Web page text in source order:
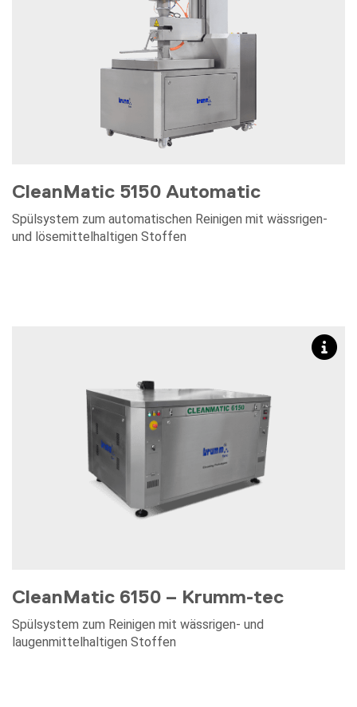
CleanMatic 5150 Automatic
Spülsystem zum automatischen Reinigen mit wässrigen-
und lösemittelhaltigen Stoffen
CleanMatic 6150 – Krumm-tec
Spülsystem zum Reinigen mit wässrigen- und
laugenmittelhaltigen Stoffen